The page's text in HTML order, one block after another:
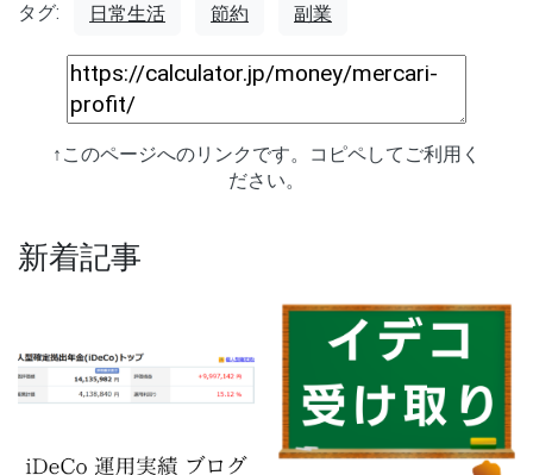
タグ: 日常生活 節約 副業
↑このページへのリンクです。コピペしてご利用く
ださい。
新着記事